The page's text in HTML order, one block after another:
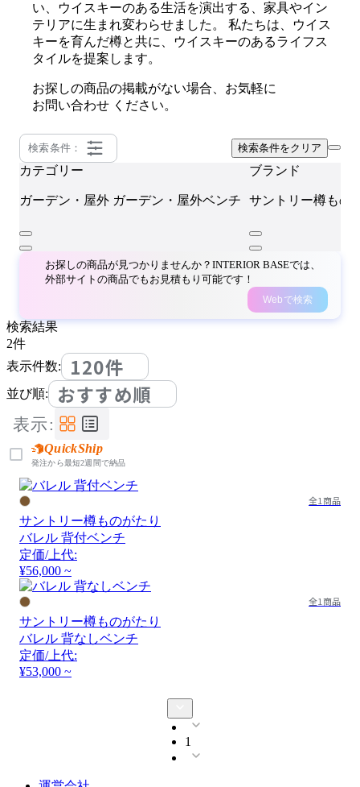
い、ウイスキーのある生活を演出する、家具やイン
テリアに生まれ変わらせました。 私たちは、ウイス
キーを育んだ樽と共に、ウイスキーのあるライフス
タイルを提案します。
お探しの商品の掲載がない場合、お気軽に
お問い合わせ ください。
検索条件： 検索条件をクリア
カテゴリー
ガーデン・屋外 ガーデン・屋外ベンチ
ブランド
サントリー樽もの
お探しの商品が見つかりませんか？INTERIOR BASEでは、
外部サイトの商品でもお見積もり可能です！
Webで検索
検索結果
2件
表示件数:
120件
並び順: おすすめ順
表示:
QuickShip
発注から最短2週間で納品
全1商品
サントリー樽ものがたり
バレル 背付ベンチ
定価/上代:
¥56,000 ~
全1商品
サントリー樽ものがたり
バレル 背なしベンチ
定価/上代:
¥53,000 ~
1